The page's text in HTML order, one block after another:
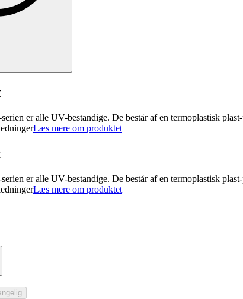
er alle UV-bestandige. De består af en termoplastisk
Læs mere om produktet
er alle UV-bestandige. De består af en termoplastisk
Læs mere om produktet